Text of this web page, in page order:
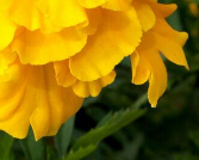
(72)